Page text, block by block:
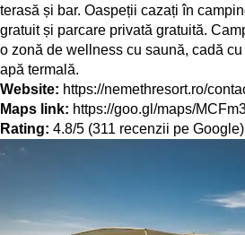
terasă și bar. Oaspeții cazați în
gratuit și parcare privată gratuită.
o zonă de wellness cu saună, cadă
apă termală.
Website: https://nemethresort.ro/
Maps link: https://goo.gl/maps/
Rating: 4.8/5 (311 recenzii pe Google)